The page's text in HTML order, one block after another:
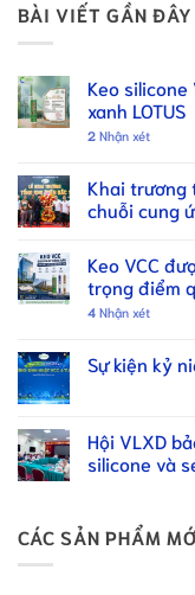
BÀI VIẾT GẦN ĐÂY
Keo
xanh LOTUS
2 Nhận xét
Khai trương
chuỗi cung
Keo VCC
trọng điểm
4 Nhận xét
Sự kiện kỷ
Hội VLXD
silicone và
CÁC SẢN PHẨM